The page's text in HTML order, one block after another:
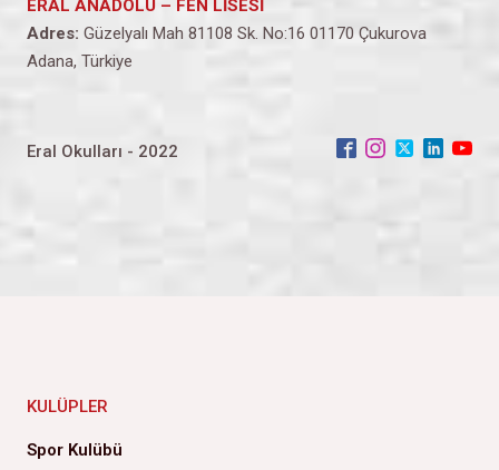
ERAL ANADOLU – FEN LİSESİ
Adres: Güzelyalı Mah 81108 Sk. No:16 01170 Çukurova
Adana, Türkiye
Eral Okulları - 2022
KULÜPLER
Spor Kulübü